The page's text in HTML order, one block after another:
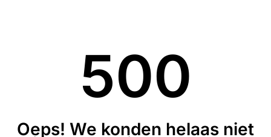
500
Oeps! We konden helaas niet